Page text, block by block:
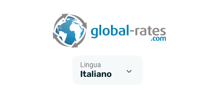
Lingua
Italiano
Cos'è l'inflazione CPI?
Cos'è l'inflazione HICP?
Tassi storici Euribor
Calcolatore dell’inflazione